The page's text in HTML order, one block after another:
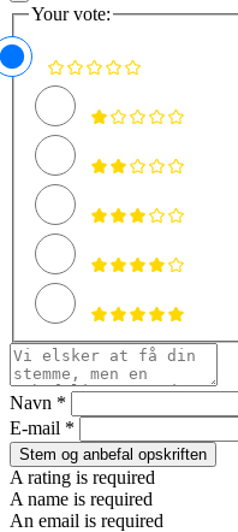
Your vote:
Navn *
E-mail *
Stem og anbefal opskriften
A rating is required
A name is required
An email is required